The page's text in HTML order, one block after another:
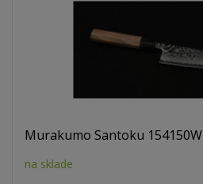
Murakumo Santoku 154150W
na sklade